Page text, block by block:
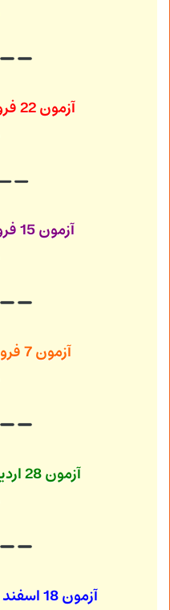
آزمون 22 فروردین 1404
آزمون 15 فروردین 1404
آزمون 7 فروردین 1404
آزمون 28 اردیبهشت 1403
آزمون 18 اسفند 1402